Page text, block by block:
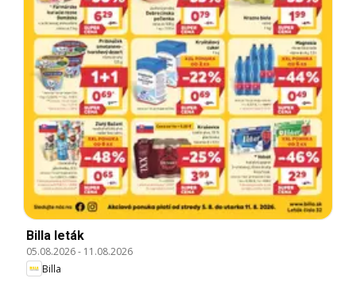
Billa leták
05.08.2026- 11.08.2026
Billa